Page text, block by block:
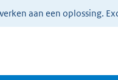
aan een oplossing.